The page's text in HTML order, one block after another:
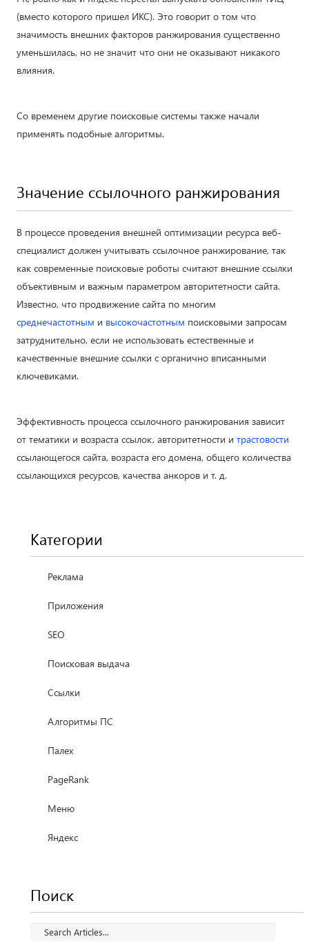
(вместо которого пришел ИКС). Это говорит о том что
значимость внешних факторов ранжирования существенно
уменьшилась, но не значит что они не оказывают никакого
влияния.
Со временем другие поисковые системы также начали
применять подобные алгоритмы.
Значение ссылочного ранжирования
В процессе проведения внешней оптимизации ресурса веб-
специалист должен учитывать ссылочное ранжирование, так
как современные поисковые роботы считают внешние ссылки
объективным и важным параметром авторитетности сайта.
Известно, что продвижение сайта по многим
среднечастотным и высокочастотным поисковыми запросам
затруднительно, если не использовать естественные и
качественные внешние ссылки с органично вписанными
ключевиками.
Эффективность процесса ссылочного ранжирования зависит
от тематики и возраста ссылок, авторитетности и трастовости
ссылающегося сайта, возраста его домена, общего количества
ссылающихся ресурсов, качества анкоров и т. д.
Категории
Реклама
Приложения
SEO
Поисковая выдача
Ссылки
Алгоритмы ПС
Палех
PageRank
Меню
Яндекс
Поиск